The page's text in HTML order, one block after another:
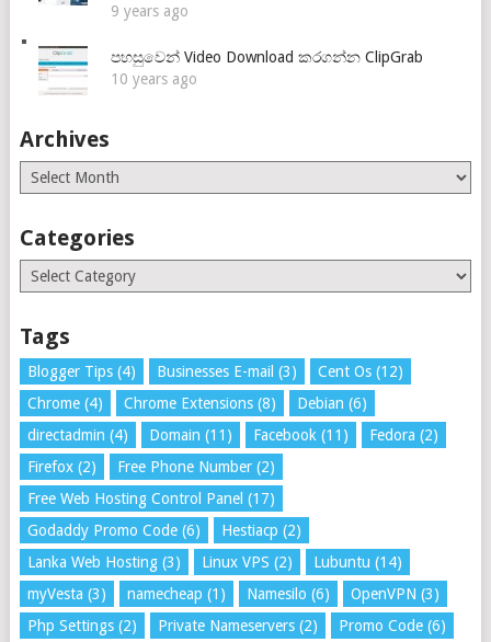
9 years ago
පහසුවෙන් Video Download කරගන්න ClipGrab
10 years ago
Archives
Archives
Categories
Categories
Tags
Blogger Tips(4) Businesses E-mail (3) Cent Os(12)
Chrome(4) Chrome Extensions(8) Debian (6)
directadmin (4) Domain (11) Facebook (11) Fedora (2)
Firefox(2) Free Phone Number(2)
Free Web Hosting Control Panel (17)
Godaddy Promo Code(6) Hestiacp (2)
Lanka Web Hosting(3) Linux VPS (2) Lubuntu (14)
myVesta (3) namecheap (1) Namesilo (6) OpenVPN (3)
Php Settings(2) Private Nameservers(2) Promo Code(6)